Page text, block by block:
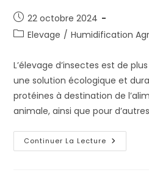
Publication
publiée :
22 octobre 2024
PostElevage / Humidification
L’élevage d’insectes est de
une solution écologique et
protéines à destination de
animale, ainsi que pour
Continuer La Lecture
Du